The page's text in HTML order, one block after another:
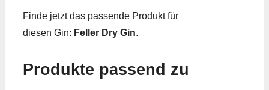
Finde jetzt das passende Produkt für
diesen Gin: Feller Dry Gin.
Produkte passend zu